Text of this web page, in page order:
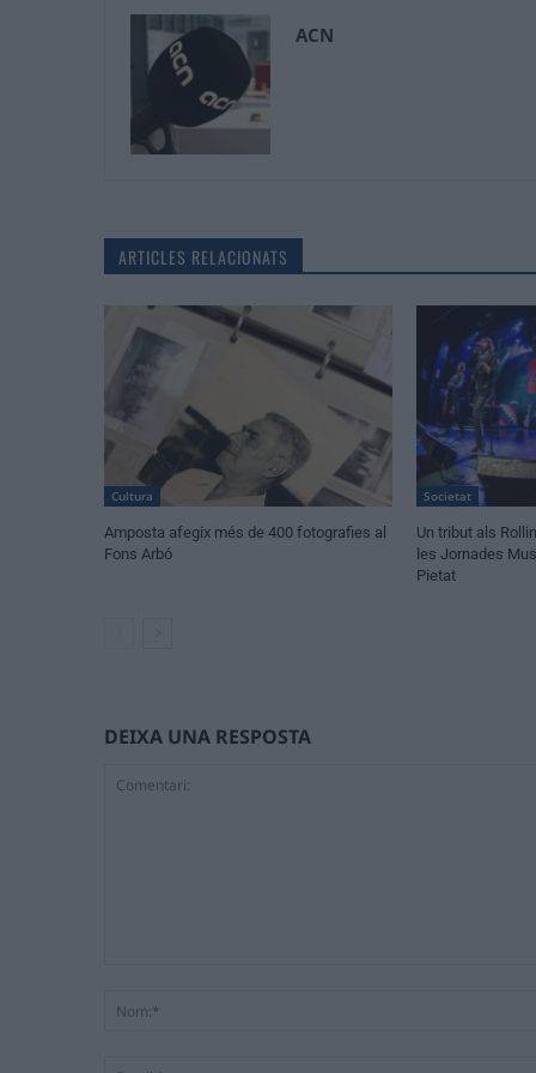
ACN
ARTICLES RELACIONATS
Cultura
Amposta afegix més de 400 fotografies al
Fons Arbó
Societat
Un tribut als
les Jornades
Pietat
DEIXA UNA RESPOSTA